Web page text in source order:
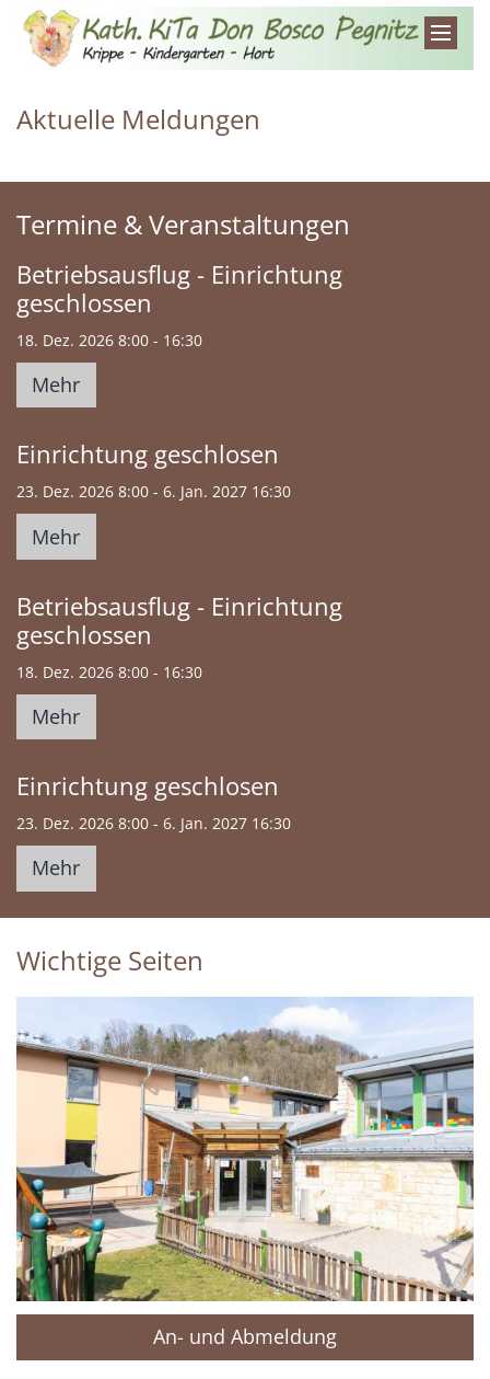
Zum Inhalt springen
Aktuelle Meldungen
Termine & Veranstaltungen
Betriebsausflug - Einrichtung
geschlossen
18. Dez. 2026 8:00 - 16:30
Mehr
Einrichtung geschlosen
23. Dez. 2026 8:00 - 6. Jan. 2027 16:30
Mehr
Betriebsausflug - Einrichtung
geschlossen
18. Dez. 2026 8:00 - 16:30
Mehr
Einrichtung geschlosen
23. Dez. 2026 8:00 - 6. Jan. 2027 16:30
Mehr
Wichtige Seiten
An- und Abmeldung